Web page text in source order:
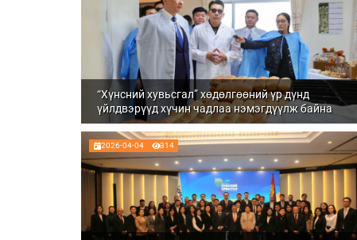
“Хүнсний хувьсгал” хөдөлгөөний үр дүнд
үйлдвэрүүд хүчин чадлаа нэмэгдүүлж байна
2026-04-04 314